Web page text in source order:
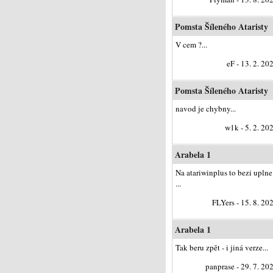
Pomsta Šíleného Ataristy
V cem ?...
eF - 13. 2.
Pomsta Šíleného Ataristy
navod je chybny...
w1k - 5. 2.
Arabela 1
Na atariwinplus to bezi uplne
...
FLYers - 15. 8.
Arabela 1
Tak beru zpět - i jiná verze...
panprase - 29. 7.